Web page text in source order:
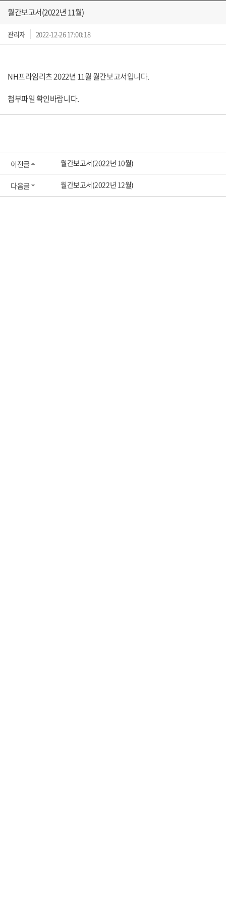
월간보고서(2022년 11월)
관리자 2022-12-26 17:00:18
NH프라임리츠 2022년 11월 월간보고서입니다.
첨부파일 확인바랍니다.
이전글 월간보고서(2022년 10월)
다음글 월간보고서(2022년 12월)